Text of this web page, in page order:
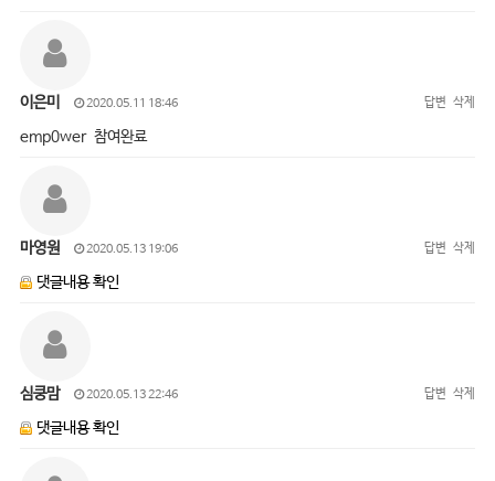
이은미 2020.05.11 18:46 답변 삭제
emp0wer 참여완료
마영원 2020.05.13 19:06 답변 삭제
댓글내용 확인
심쿵맘 2020.05.13 22:46 답변 삭제
댓글내용 확인